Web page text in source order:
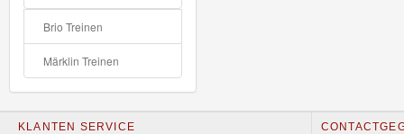
Speelgoed
Thomas
Pre-
School
Brio Treinen
Märklin Treinen
KLANTEN SERVICE